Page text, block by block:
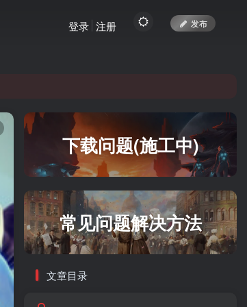
发布
登录 注册
下载问题(施工中)
常见问题解决方法
文章目录